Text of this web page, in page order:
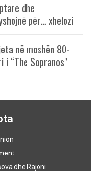
dhe
për… xhelozi
në moshën 80-
“The Sopranos”
dhe Rajoni